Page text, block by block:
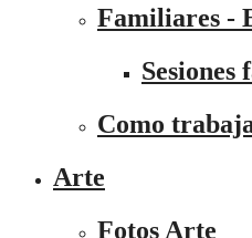
Familiares -
Sesiones
Como
Arte
Fotos Arte